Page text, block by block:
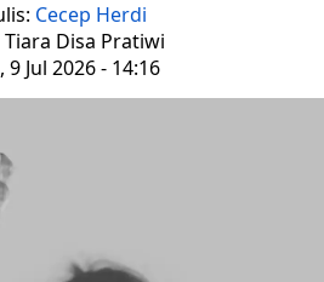
Cecep Herdi
Disa Pratiwi
9 Jul 2026 - 14:16